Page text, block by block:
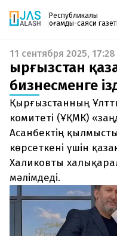
Республикалық
қоғамдық-саяси газеті
Жаңалықтар
Спорт
Live
Руханият
Аймақ
Архив
Заң және тәртіп
Редакциямен байланыс
+7 708 604 51 06
Жарнама бөлімі
+7 701 220 64 52
Пошта
Газетке жазылу
PDF форматтағы
поштаңызға алып
шыққан сәтте сізге
енгізіңіз, біз қалғанын
11 сентября 2025, 17:28
Қырғызстан
бизнесменге
Қырғызстанның
комитеті (ҰҚМК)
Асанбектің
көрсеткені үшін
Халиковты
мәлімдеді.